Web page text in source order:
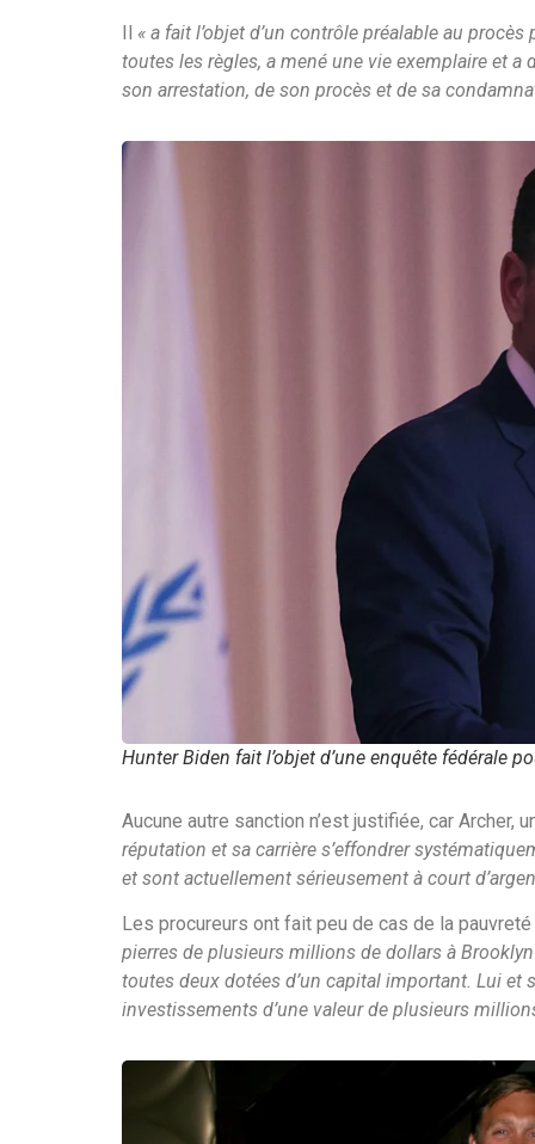
Il « a fait l’objet d’un contrôle préalable au
toutes les règles, a mené une vie exemplaire et
son arrestation, de son procès et de sa
Hunter Biden fait l’objet d’une enquête fédérale
Aucune autre sanction n’est justifiée, car Archer,
réputation et sa carrière s’effondrer
et sont actuellement sérieusement à court
Les procureurs ont fait peu de cas de la pauvreté
pierres de plusieurs millions de dollars à
toutes deux dotées d’un capital important. Lui et
investissements d’une valeur de plusieurs